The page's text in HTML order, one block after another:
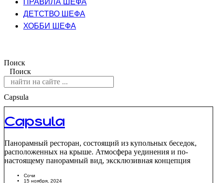
ПРАВИЛА ШЕФА
ДЕТСТВО ШЕФА
ХОББИ ШЕФА
Поиск
Поиск
Capsula
Capsula
Панорамный ресторан, состоящий из купольных беседок,
расположенных на крыше. Атмосфера уединения и по-
настоящему панорамный вид, эксклюзивная концепция
Сочи
15 ноября, 2024